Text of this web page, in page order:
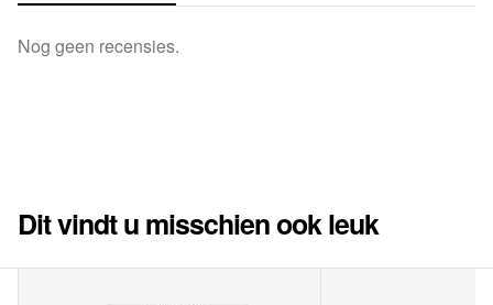
Nog geen recensies.
Dit vindt u misschien ook leuk